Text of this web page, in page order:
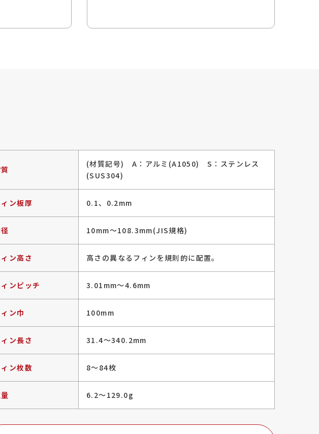
(材質記号) A：アルミ(A1050) S：ステンレス
(SUS304)
ン板厚 0.1、0.2mm
10mm〜108.3mm(JIS規格)
ン高さ 高さの異なるフィンを規則的に配置。
ンピッチ 3.01mm〜4.6mm
ン巾 100mm
ン長さ 31.4〜340.2mm
ン枚数 8〜84枚
6.2〜129.0g